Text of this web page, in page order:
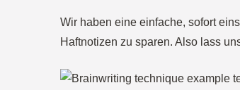
Wir haben eine einfache, sofort
Haftnotizen zu sparen. Also lass